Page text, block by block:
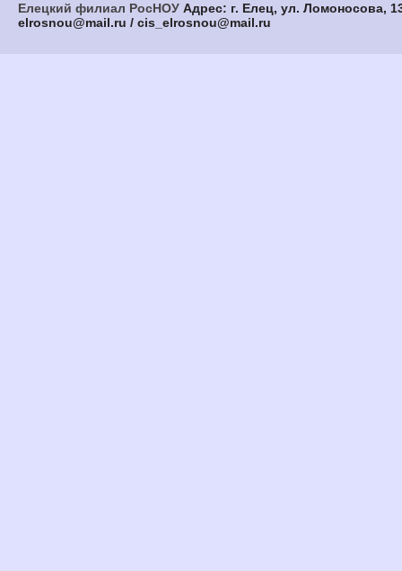
Елецкий филиал РосНОУ Адрес: г. Елец, ул. Ломоносова,
elrosnou@mail.ru / cis_elrosnou@mail.ru